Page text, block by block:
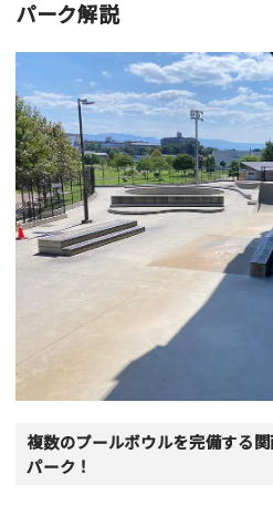
パーク解説
複数のプールボウルを完備する
パーク！